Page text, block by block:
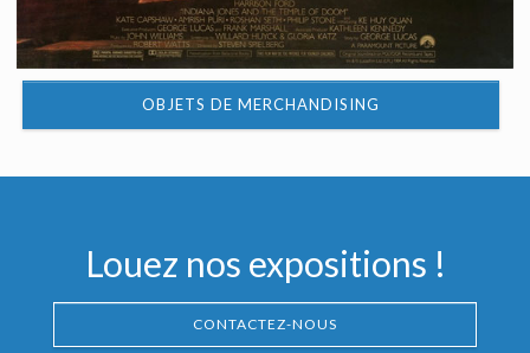
OBJETS DE MERCHANDISING
Louez nos expositions !
CONTACTEZ-NOUS